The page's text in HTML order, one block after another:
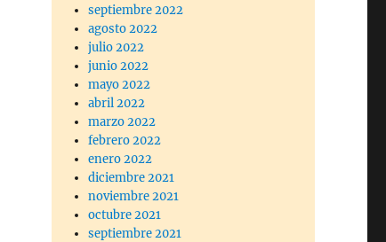
septiembre 2022
agosto 2022
julio 2022
junio 2022
mayo 2022
abril 2022
marzo 2022
febrero 2022
enero 2022
diciembre 2021
noviembre 2021
octubre 2021
septiembre 2021